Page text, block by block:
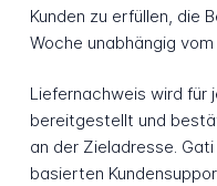
Kunden zu erfüllen, die
Woche unabhängig
Liefernachweis wird für
bereitgestellt und
an der Zieladresse.
basierten